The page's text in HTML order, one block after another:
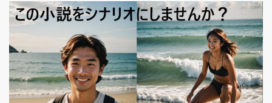
ー『少女』。 １００万部超！ファン待
望の湊かなえ「少女」が映画化！三島
有紀子監督 2009年、「告白」が、第6
回本屋大賞を受賞。翌年、映画化され
た「告白」は、小説に端を発する様々
なメディアミックス戦略効果で累計発